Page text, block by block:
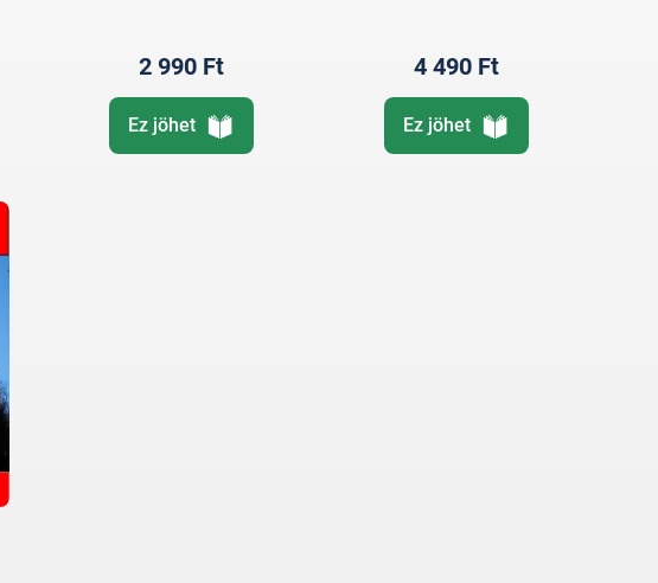
2 990 Ft
Ez jöhet
4 490 Ft
Ez jöhet